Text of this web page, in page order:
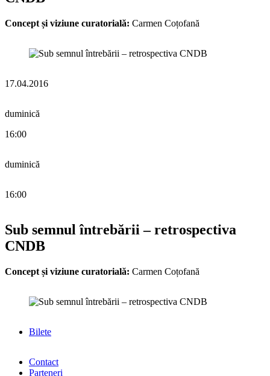
Concept și viziune curatorială: Carmen Coțofană
17.04.2016
duminică
16:00
duminică
16:00
Sub semnul întrebării – retrospectiva
CNDB
Concept și viziune curatorială: Carmen Coțofană
Bilete
Contact
Parteneri